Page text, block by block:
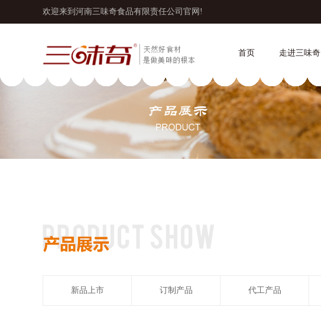
欢迎来到河南三味奇食品有限责任公司官网!
首页 走进三味奇
新品上市 订制产品 代工产品